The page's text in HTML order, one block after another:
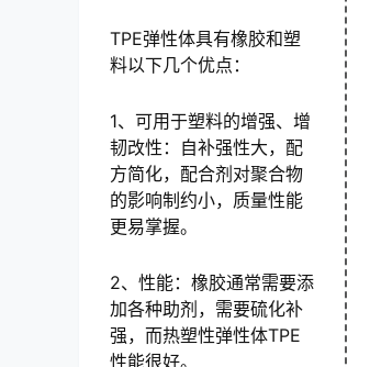
TPE弹性体具有橡胶和塑
料以下几个优点：
1、可用于塑料的增强、增
韧改性：自补强性大，配
方简化，配合剂对聚合物
的影响制约小，质量性能
更易掌握。
2、性能：橡胶通常需要添
加各种助剂，需要硫化补
强，而热塑性弹性体TPE
性能很好。